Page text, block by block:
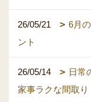
26/05/21
6月
ント
26/05/14
日常
家事ラクな間取り